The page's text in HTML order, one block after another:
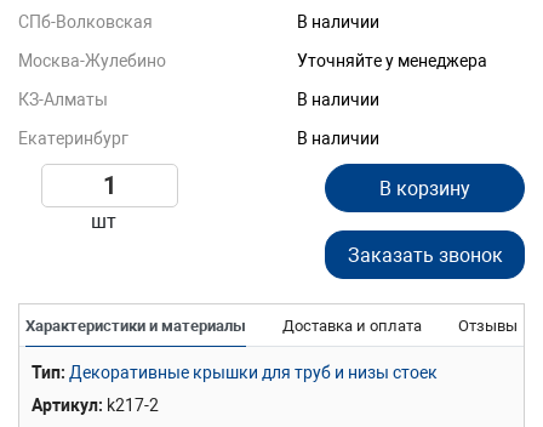
СПб-Волковская
В наличии
Москва-Жулебино
Уточняйте у менеджера
КЗ-Алматы
В наличии
Екатеринбург
В наличии
шт
В корзину
Заказать звонок
Характеристики и материалы Доставка и оплата Отзывы
Тип Декоративные крышки для труб и низы стоек
Артикул k217-2